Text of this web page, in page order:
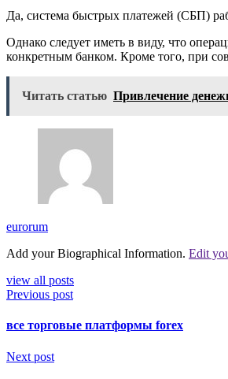
Да, система быстрых платежей (СБП)
Однако следует иметь в виду, что
конкретным банком. Кроме того, при
Читать статью Привлечение
eurorum
Add your Biographical Information. Edit
view all posts
Previous post
все торговые платформы forex
Next post